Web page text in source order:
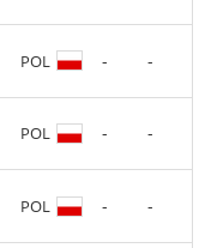
POL - -
POL - -
POL - -